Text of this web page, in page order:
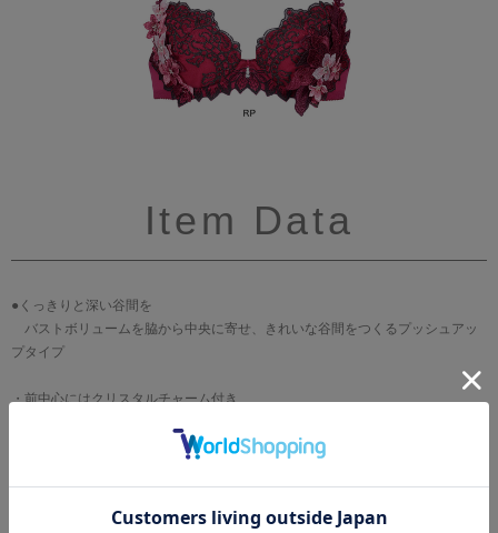
Item Data
●くっきりと深い谷間を
バストボリュームを脇から中央に寄せ、きれいな谷間をつくるプッシュアッ
プタイプ
・前中心にはクリスタルチャーム付き
・カップには刺繍の柄に合わせたプリントレースを使用（GBカラーのみ）
・アップリケはデイジーの花をイメージ